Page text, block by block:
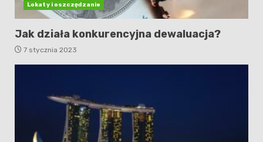
Lokaty i oszczędzanie
Jak działa konkurencyjna dewaluacja?
7 stycznia 2023